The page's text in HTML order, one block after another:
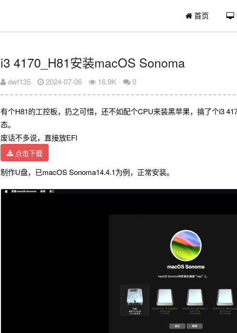
首页
i3 4170_H81安装macOS Sonoma
dwf135 2024-07-06 16.9K 0
有个H81的工控板，扔之可惜，还不如配个CPU来装黑苹果，搞了个i3
态。
废话不多说，直接放EFI
点击下载
制作U盘，已macOS Sonoma14.4.1为例，正常安装。